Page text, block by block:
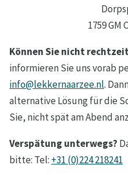
1759 GM
Können Sie nicht
informieren Sie uns vorab
info@lekkernaarzee.nl.
alternative Lösung für die
Sie, nicht spät am Abend
Verspätung unterwegs?
bitte: Tel: +31 (0)224 218241